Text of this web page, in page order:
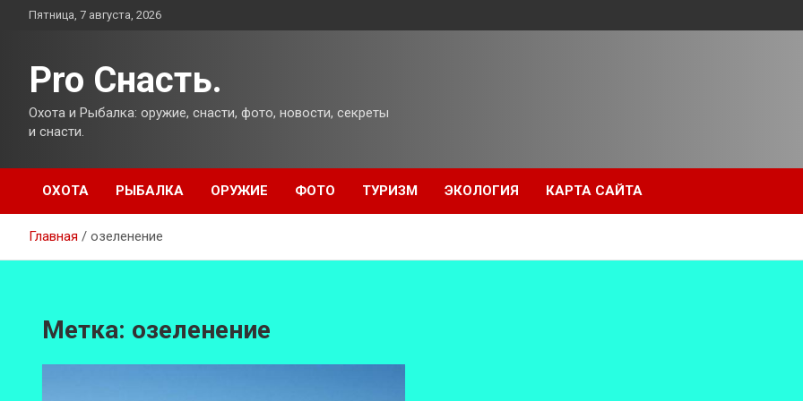
ПерейтиПятница, 7 августа, 2026
Pro Снасть.
Охота и Рыбалка: оружие, снасти, фото, новости, секреты
и снасти.
ОХОТА РЫБАЛКА ОРУЖИЕ ФОТО ТУРИЗМ ЭКОЛОГИЯ КАРТА САЙТА
Главная озеленение
Метка: озеленение